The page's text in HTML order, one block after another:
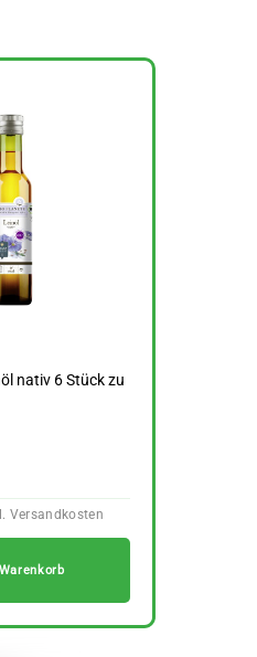
nativ 6 Stück zu